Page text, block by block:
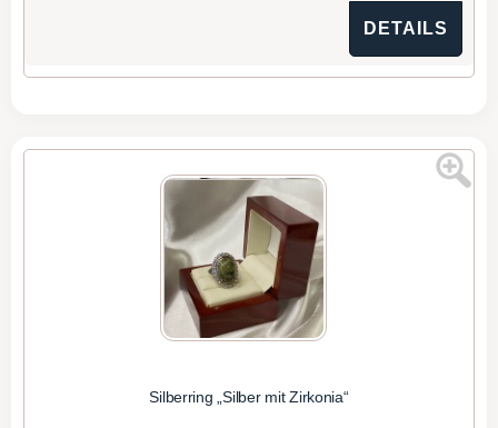
DETAILS
Silberring „Silber mit Zirkonia“